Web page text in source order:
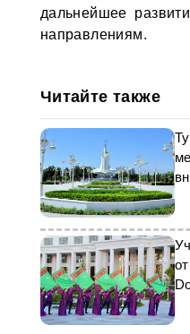
дальнейшее
направлениям.
Читайте также